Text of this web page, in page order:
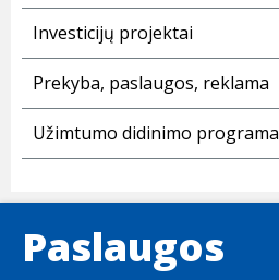
Investicijų projektai
Prekyba, paslaugos, reklama
Užimtumo didinimo programa
Paslaugos